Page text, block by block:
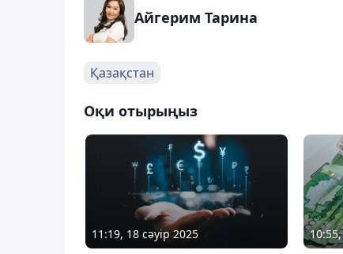
Айгерим Тарина
Қазақстан
Оқи отырыңыз
11:19, 18 сәуір 2025